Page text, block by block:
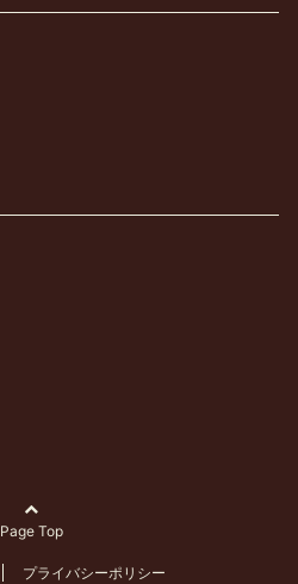
Page Top
プライバシーポリシー